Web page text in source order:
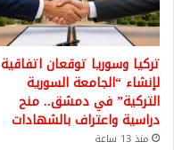
تركيا وسوريا توقعان اتفاقية
لإنشاء “الجامعة السورية
التركية” في دمشق.. منح
دراسية واعتراف بالشهادات
منذ 13 ساعة